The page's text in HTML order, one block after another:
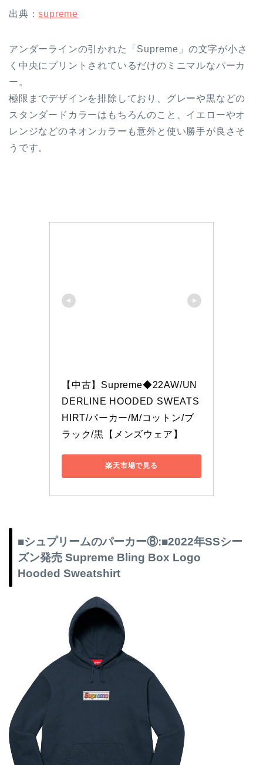
出典：supreme
アンダーラインの引かれた「Supreme」の文字が小さ
く中央にプリントされているだけのミニマルなパーカ
ー。
極限までデザインを排除しており、グレーや黒などの
スタンダードカラーはもちろんのこと、イエローやオ
レンジなどのネオンカラーも意外と使い勝手が良さそ
うです。
【中古】Supreme◆22AW/UN
DERLINE HOODED SWEATS
HIRT/パーカー/M/コットン/ブ
ラック/黒【メンズウェア】
楽天市場で見る
■シュプリームのパーカー⑧:■2022年SSシー
ズン発売 Supreme Bling Box Logo
Hooded Sweatshirt